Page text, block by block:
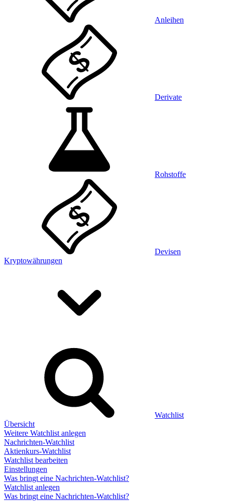
Anleihen
Derivate
Rohstoffe
Devisen
Kryptowährungen
Watchlist
Übersicht
Weitere Watchlist anlegen
Nachrichten-Watchlist
Aktienkurs-Watchlist
Watchlist bearbeiten
Einstellungen
Was bringt eine Nachrichten-Watchlist?
Watchlist anlegen
Was bringt eine Nachrichten-Watchlist?